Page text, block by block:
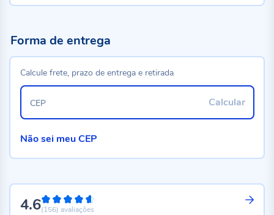
4.692%
(156) avaliações
Forma de entrega
Calcule frete, prazo de entrega e retirada
Calcular
CEP
Não sei meu CEP